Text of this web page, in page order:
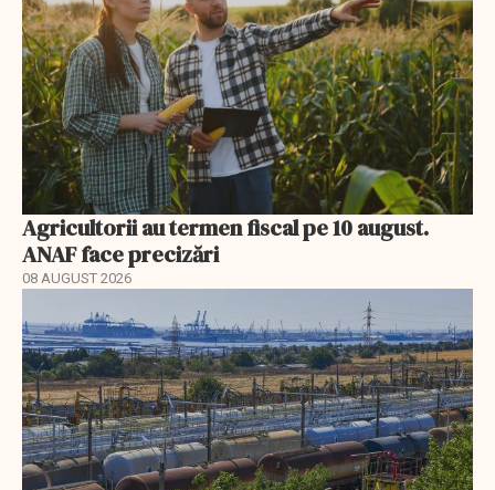
Agricultorii au termen fiscal pe 10 august.
ANAF face precizări
08 AUGUST 2026